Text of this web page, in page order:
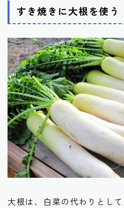
すき焼きに大根を使う
大根は、白菜の代わりとし